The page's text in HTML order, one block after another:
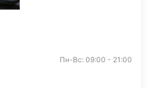
Пн-Вс: 09:00 - 21:00